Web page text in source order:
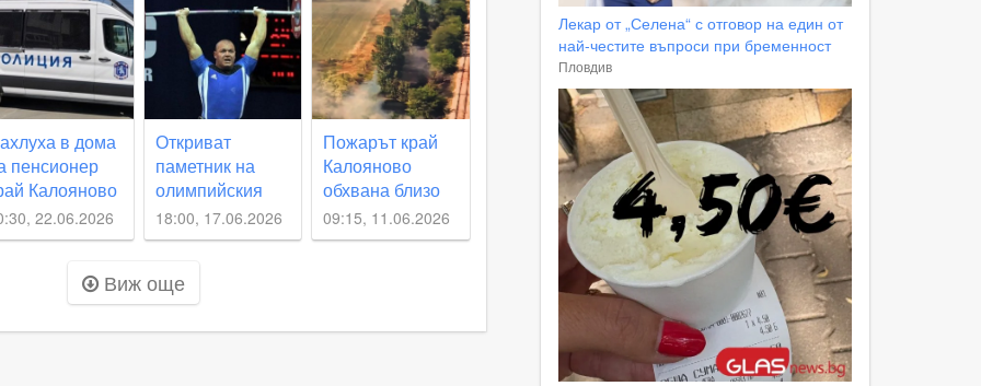
село
в дома
пенсионер
Калояново
пребиха до
22.06.2026
Откриват
паметник на
олимпийския
шампион Милен
Добрев в
Житница,
Карлос Насар
ще е специален
гост
18:00, 17.06.2026
Пожарът край
Калояново
обхвана близо
100 декара
09:15, 11.06.2026
Виж още
Лекар от „Селена“ с отговор на един от
най-честите въпроси при бременност
Пловдив